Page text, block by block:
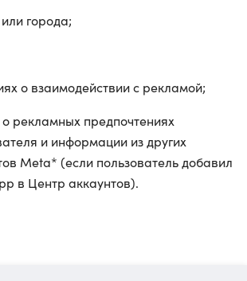
города;
о взаимодействии с рекламой;
рекламных предпочтениях
и информации из других
Meta* (если пользователь добавил
в Центр аккаунтов).